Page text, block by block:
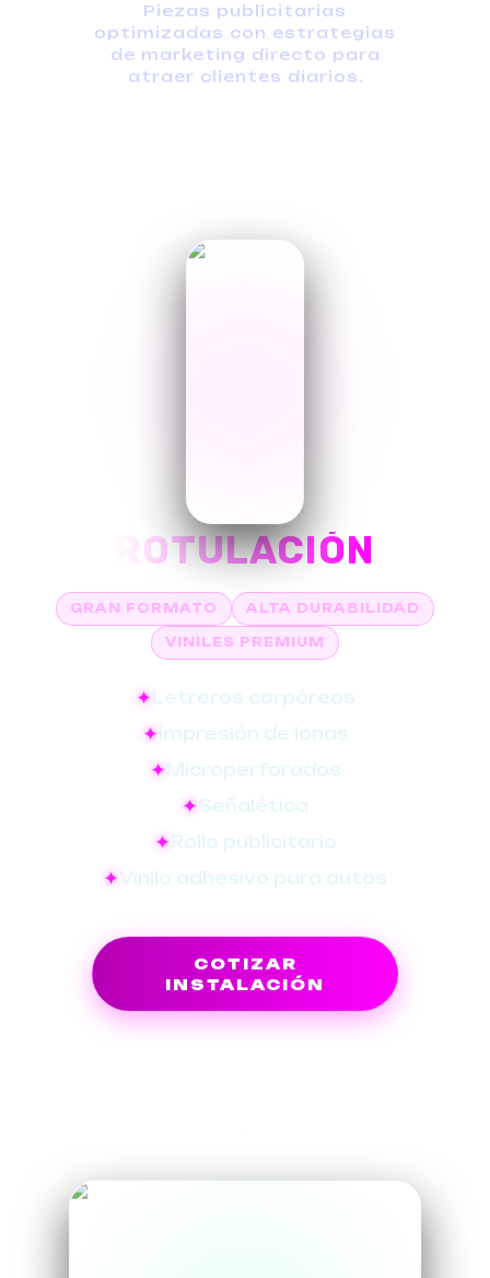
Piezas publicitarias
optimizadas con estrategias
de marketing directo para
atraer clientes diarios.
ROTULACIÓN
GRAN FORMATO ALTA DURABILIDAD
VINILES PREMIUM
Letreros corpóreos
Impresión de lonas
Microperforados
Señalética
Rollo publicitario
Vinilo adhesivo para autos
COTIZAR
INSTALACIÓN